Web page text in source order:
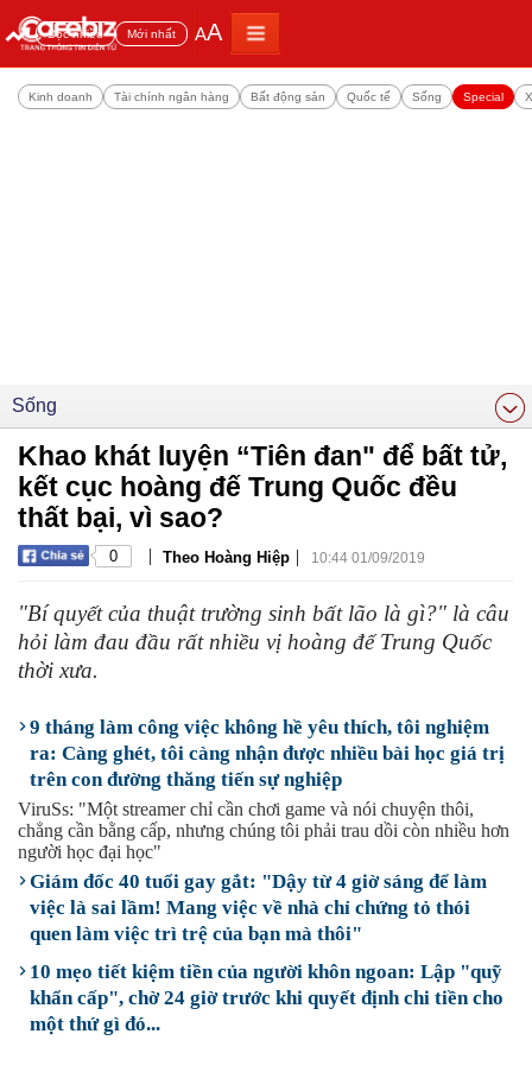
Đọc nhiều Mới nhất AA
Kinh doanh Tài chính ngân hàng Bất động sản Quốc tế Sống Special
Sống
Khao khát luyện “Tiên đan" để bất tử,
kết cục hoàng đế Trung Quốc đều
thất bại, vì sao?
0 | Theo Hoàng Hiệp | 10:44 01/09/2019
"Bí quyết của thuật trường sinh bất lão là gì?" là câu
hỏi làm đau đầu rất nhiều vị hoàng đế Trung Quốc
thời xưa.
9 tháng làm công việc không hề yêu thích, tôi nghiệm
ra: Càng ghét, tôi càng nhận được nhiều bài học giá trị
trên con đường thăng tiến sự nghiệp
ViruSs: "Một streamer chỉ cần chơi game và nói chuyện thôi,
chẳng cần bằng cấp, nhưng chúng tôi phải trau dồi còn nhiều hơn
người học đại học"
Giám đốc 40 tuổi gay gắt: "Dậy từ 4 giờ sáng để làm
việc là sai lầm! Mang việc về nhà chỉ chứng tỏ thói
quen làm việc trì trệ của bạn mà thôi"
10 mẹo tiết kiệm tiền của người khôn ngoan: Lập "quỹ
khẩn cấp", chờ 24 giờ trước khi quyết định chi tiền cho
một thứ gì đó...